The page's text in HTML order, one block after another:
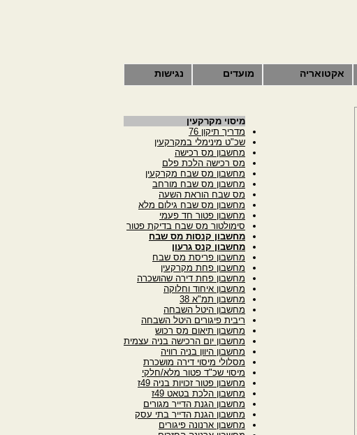
אקטואריה מועדים נגישות
מיסוי מקרקעין
מדריך תיקון 76
שכ"ט מינימלי במקרקעין
מחשבון מס רכישה
מס רכישה הלכת פלם
מחשבון מס שבח מקרקעין
מחשבון מס שבח מורחב
מס שבח הוראת השעה
מחשבון מס שבח גילום מלא
מחשבון פטור חד פעמי
סימולטור מס שבח בדיקת פטור
מחשבון קנסות מס שבח
מחשבון קנס גרעון
מחשבון פריסת מס שבח
מחשבון פחת מקרקעין
מחשבון פחת דירה שהושכרה
מחשבון איחוד וחלוקה
מחשבון תמ"א 38
מחשבון היטל השבחה
ריבית פיגורים היטל השבחה
מחשבון תיאום מס רכוש
מחשבון יום הרכישה בניה עצמית
מחשבון היוון בניה רוויה
מסלולי מיסוי דירה מושכרת
מיסוי שכ"ד פטור מלא/חלקי
מחשבון פטור זכויות בניה 49ז
מחשבון הלכת בטאט 49ז
מחשבון הגנת הדייר מגורים
מחשבון הגנת הדייר בתי עסק
מחשבון ארנונה פיגורים